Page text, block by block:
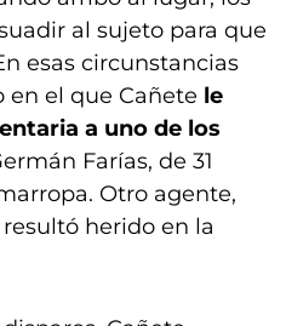
al sujeto para que
esas circunstancias
en el que Cañete le
a uno de los
Farías, de 31
Otro agente,
herido en la